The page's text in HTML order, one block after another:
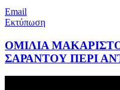
Email
Εκτύπωση
ΟΜΙΛΙΑ
ΣΑΡΑΝΤΟΥ ΠΕΡΙ